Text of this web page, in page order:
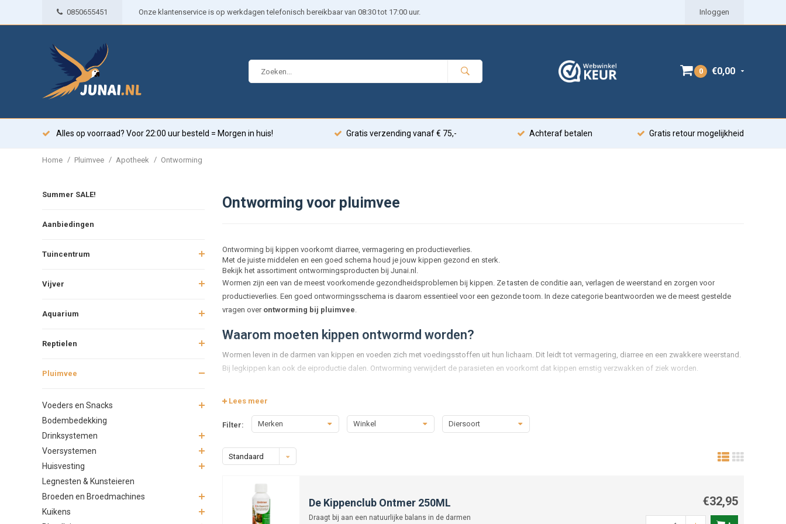
0850655451 Onze klantenservice is op werkdagen telefonisch bereikbaar van 08:30 tot 17:00 uur. Inloggen
0 €0,00
Alles op voorraad? Voor 22:00 uur besteld = Morgen in huis! Gratis verzending vanaf € 75,- Achteraf betalen Gratis retour mogelijkheid
Home / Pluimvee / Apotheek / Ontworming
Summer SALE!
Aanbiedingen
Tuincentrum
Vijver
Aquarium
Reptielen
Pluimvee
Voeders en Snacks
Bodembedekking
Drinksystemen
Voersystemen
Huisvesting
Legnesten & Kunsteieren
Broeden en Broedmachines
Kuikens
Ontworming voor pluimvee
Ontworming bij kippen voorkomt diarree, vermagering en productieverlies.
Met de juiste middelen en een goed schema houd je jouw kippen gezond en sterk.
Bekijk het assortiment ontwormingsproducten bij Junai.nl.
Wormen zijn een van de meest voorkomende gezondheidsproblemen bij kippen. Ze tasten de conditie aan, verlagen de weerstand en zorgen voor
productieverlies. Een goed ontwormingsschema is daarom essentieel voor een gezonde toom. In deze categorie beantwoorden we de meest gestelde
vragen over ontworming bij pluimvee
Waarom moeten kippen ontwormd worden?
Wormen leven in de darmen van kippen en voeden zich met voedingsstoffen uit hun lichaam. Dit leidt tot vermagering, diarree en een zwakkere weerstand.
Bij legkippen kan ook de eiproductie dalen. Ontworming verwijdert de parasieten en voorkomt dat kippen ernstig verzwakken of ziek worden.
Diarree of waterige mest
Vermagering ondanks voldoende voer
Bleke kammen en sloom gedrag
Welke middelen zijn er beschikbaar?
Ontwormingsmiddelen zijn verkrijgbaar als poeders, pasta’s of vloeistoffen. Ze kunnen worden toegediend via het drinkwater, voer of rechtstreeks in de
Lees meer
Filter: Merken Winkel Diersoort
Standaard
De Kippenclub Ontmer 250ML
Draagt bij aan een natuurlijke balans in de darmen
€32,95